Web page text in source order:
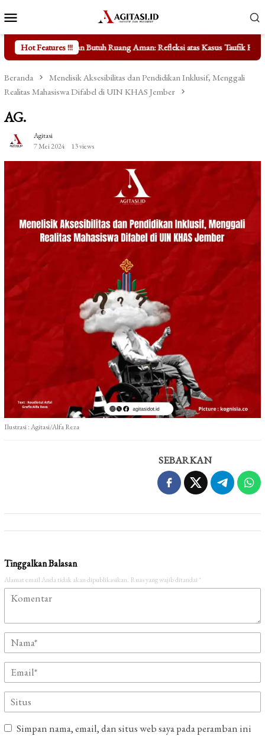
ke
kontenMobile
Hot Features !!!
Ruang Aman: Refleksi atas Kasus Taufik Hidayat
Beranda
Menelisik Aksesibilitas dan Pendidikan Inklusif, Menggali
Realitas Mahasiswa Difabel di UIN KHAS Jember
AG.
Agitasi
7 Mei 2024
13 views
Ilustrasi : Agitasi/Alfa Reza
SEBARKAN
Tinggalkan Balasan
Alamat email Anda tidak akan dipublikasikan. Ruas yang wajib ditandai *
Simpan nama, email, dan situs web saya pada peramban ini